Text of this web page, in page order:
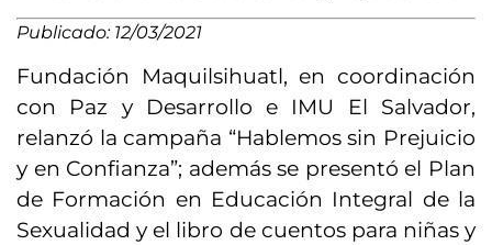
Publicado: 12/03/2021
Fundación Maquilsihuatl, en coordinación
con Paz y Desarrollo e IMU El Salvador,
relanzó la campaña “Hablemos sin Prejuicio
y en Confianza”; además se presentó el Plan
de Formación en Educación Integral de la
Sexualidad y el libro de cuentos para niñas y